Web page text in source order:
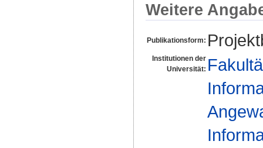
Weitere
Publikationsform:
Institutionen der
Universität: